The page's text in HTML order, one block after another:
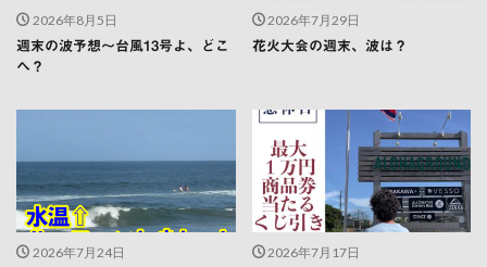
2026年8月5日
週末の波予想〜台風13号よ、どこ
へ？
2026年7月29日
花火大会の週末、波は？
2026年7月24日 2026年7月17日